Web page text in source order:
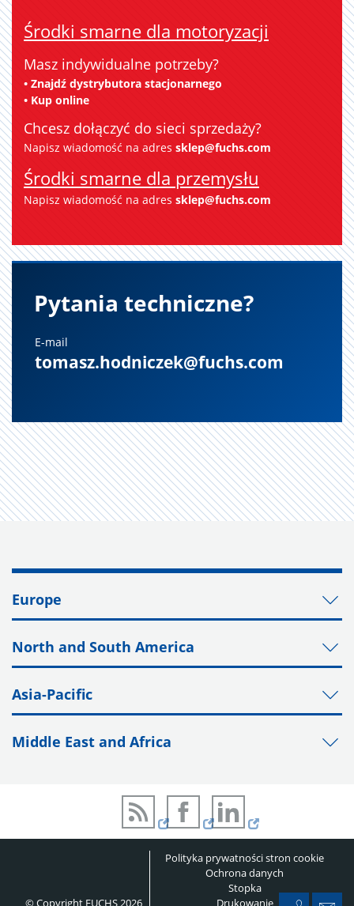
Środki smarne dla motoryzacji
Masz indywidualne potrzeby?
• Znajdź dystrybutora stacjonarnego
• Kup online
Chcesz dołączyć do sieci sprzedaży?
Napisz wiadomość na adres sklep@fuchs.com
Środki smarne dla przemysłu
Napisz wiadomość na adres sklep@fuchs.com
E-mail
tomasz.hodniczek@fuchs.com
Europe
North and South America
Asia-Pacific
Middle East and Africa
© Copyright FUCHS 2026
Polityka prywatności stron cookie
Ochrona danych
Stopka
Drukowanie